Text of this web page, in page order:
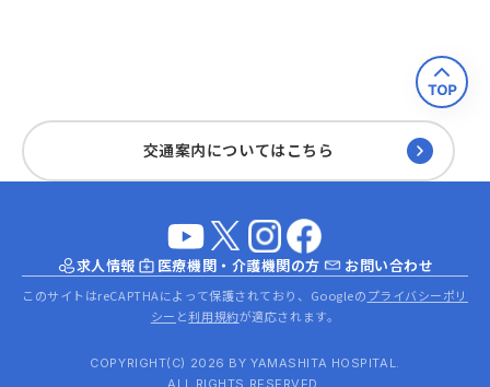
交通案内についてはこちら
求人情報 医療機関・介護機関の方 お問い合わせ
このサイトはreCAPTHAによって保護されており、Googleのプライバシーポリ
シー と利用規約が適応されます。
COPYRIGHT(C) 2026 BY YAMASHITA HOSPITAL.
ALL RIGHTS RESERVED.